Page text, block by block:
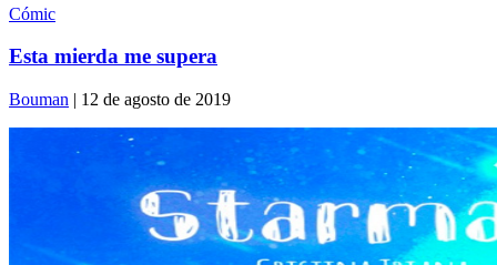
Cómic
Esta mierda me supera
Bouman | 12 de agosto de 2019